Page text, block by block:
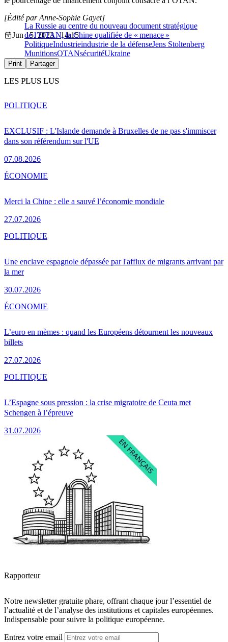
La Russie au centre du nouveau document stratégique
de l’OTAN, la Chine qualifiée de « menace »
[Édité par Anne-Sophie Gayet]
Jun 15, 2023 - 14:15
PolitiqueIndustrieindustrie de la défenseJens Stoltenberg
MunitionsOTANsécuritéUkraine
Print Partager
LES PLUS LUS
EXCLUSIF : L'Islande demande à Bruxelles de ne pas s'immiscer
dans son référendum sur l'UE
07.08.2026
POLITIQUE
Merci la Chine : elle a sauvé l’économie mondiale
27.07.2026
ÉCONOMIE
Une enclave espagnole dépassée par l'afflux de migrants arrivant par
la mer
30.07.2026
POLITIQUE
L’euro en mèmes : quand les Européens détournent les nouveaux
billets
27.07.2026
ÉCONOMIE
L’Espagne sous pression : la crise migratoire de Ceuta met
Schengen à l’épreuve
31.07.2026
POLITIQUE
Rapporteur
Notre newsletter gratuite phare, offrant chaque jour l’essentiel de
l’actualité et de l’analyse des institutions et capitales européennes.
Indispensable pour suivre la politique européenne.
Entrez votre email